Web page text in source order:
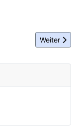
werdenNächster
Weiter